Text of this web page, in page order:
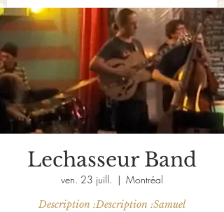
Lechasseur Band
ven. 23 juill.
  |
Montréal
Description :Description :Samuel